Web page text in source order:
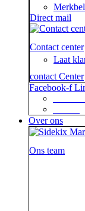
Direct mail
Contact center
Laat
contact Center
Facebook-f
Over ons
Ons team